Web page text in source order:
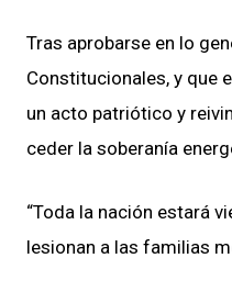
Tras aprobarse en lo
Constitucionales, y que
un acto patriótico y
ceder la soberanía
“Toda la nación estará
lesionan a las familias